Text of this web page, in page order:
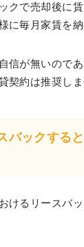
クで売却後に
に毎月家賃を
信が無いので
契約は推奨しま
バックする
けるリースバ